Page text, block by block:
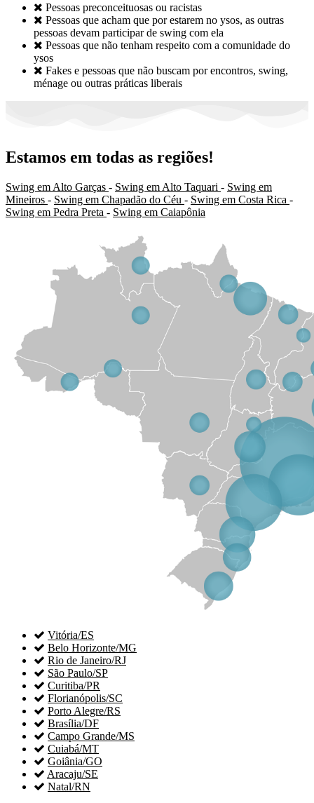
 Pessoas preconceituosas ou racistas
 Pessoas que acham que por estarem no ysos, as outras
pessoas devam participar de swing com ela
 Pessoas que não tenham respeito com a comunidade do
ysos
 Fakes e pessoas que não buscam por encontros, swing,
ménage ou outras práticas liberais
Estamos em todas as regiões!
Swing em Alto Garças - Swing em Alto Taquari - Swing em
Mineiros - Swing em Chapadão do Céu - Swing em Costa Rica -
Swing em Pedra Preta - Swing em Caiapônia
 Vitória/ES
 Belo Horizonte/MG
 Rio de Janeiro/RJ
 São Paulo/SP
 Curitiba/PR
 Florianópolis/SC
 Porto Alegre/RS
 Brasília/DF
 Campo Grande/MS
 Cuiabá/MT
 Goiânia/GO
 Aracaju/SE
 Natal/RN